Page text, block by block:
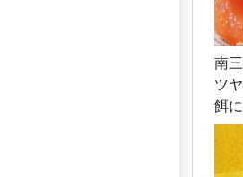
南
ツ
餌